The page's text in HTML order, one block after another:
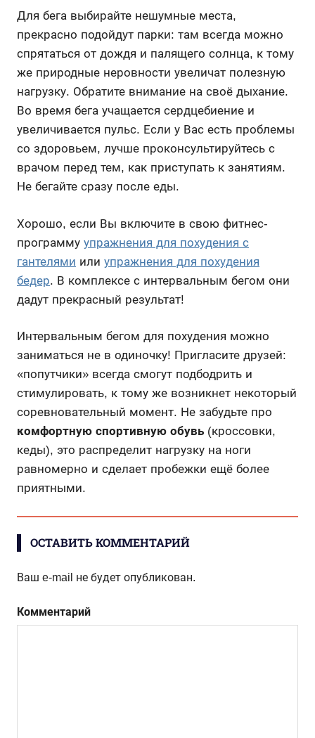
Для бега выбирайте нешумные места,
прекрасно подойдут парки: там всегда можно
спрятаться от дождя и палящего солнца, к тому
же природные неровности увеличат полезную
нагрузку. Обратите внимание на своё дыхание.
Во время бега учащается сердцебиение и
увеличивается пульс. Если у Вас есть проблемы
со здоровьем, лучше проконсультируйтесь с
врачом перед тем, как приступать к занятиям.
Не бегайте сразу после еды.
Хорошо, если Вы включите в свою фитнес-
программу упражнения для похудения с
гантелями или упражнения для похудения
бедер. В комплексе с интервальным бегом они
дадут прекрасный результат!
Интервальным бегом для похудения можно
заниматься не в одиночку! Пригласите друзей:
«попутчики» всегда смогут подбодрить и
стимулировать, к тому же возникнет некоторый
соревновательный момент. Не забудьте про
комфортную спортивную обувь (кроссовки,
кеды), это распределит нагрузку на ноги
равномерно и сделает пробежки ещё более
приятными.
ОСТАВИТЬ КОММЕНТАРИЙ
Ваш e-mail не будет опубликован.
Комментарий